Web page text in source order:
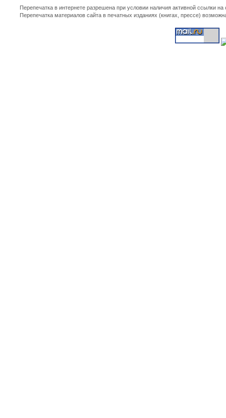
Перепечатка в интернете разрешена при условии наличия активной ссылки на
Перепечатка материалов сайта в печатных изданиях (книгах, прессе)